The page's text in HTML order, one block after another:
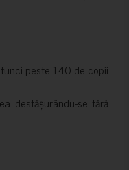
peste 140 de copii
desfășurându-se fără